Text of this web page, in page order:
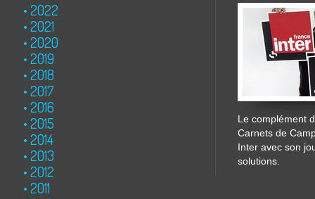
2022
2021
2020
2019
2018
2017
2016
2015
2014
2013
2012
2011
Le complément
Carnets de
Inter avec son
solutions.